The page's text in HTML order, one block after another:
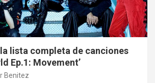
lista completa de canciones
Ep.1: Movement’
Benitez